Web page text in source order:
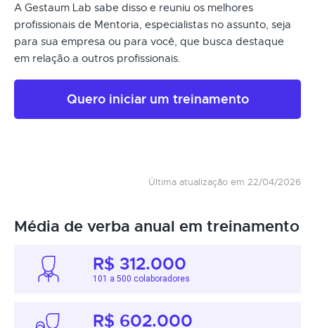
A Gestaum Lab sabe disso e reuniu os melhores
profissionais de Mentoria, especialistas no assunto, seja
para sua empresa ou para você, que busca destaque
em relação a outros profissionais.
Quero iniciar um treinamento
Última atualização em 22/04/2026
Média de verba anual em treinamento
R$ 312.000
101 a 500 colaboradores
R$ 602.000